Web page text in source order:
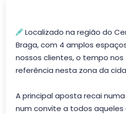
Localizado na região do
Braga, com 4 amplos
nossos clientes, o tempo
referência nesta zona da
A principal aposta recai
num convite a todos